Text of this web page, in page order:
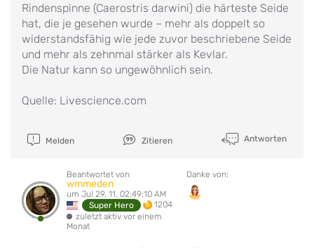
Rindenspinne (Caerostris darwini) die härteste Seide
hat, die je gesehen wurde – mehr als doppelt so
widerstandsfähig wie jede zuvor beschriebene Seide
und mehr als zehnmal stärker als Kevlar.
Die Natur kann so ungewöhnlich sein.
Quelle: Livescience.com
Melden Zitieren Antworten
Beantwortet von
wmmeden
um Jul 29, 11, 02:49:10 AM
Super Hero
1204
zuletzt aktiv vor einem
Monat
Danke von: